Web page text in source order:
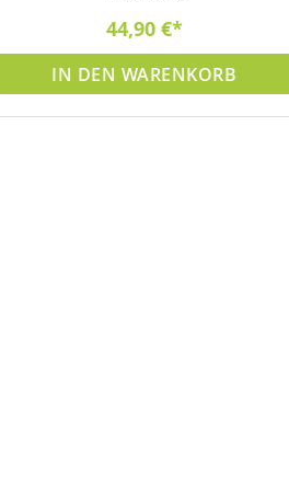
44,90 €
IN DEN WARENKORB